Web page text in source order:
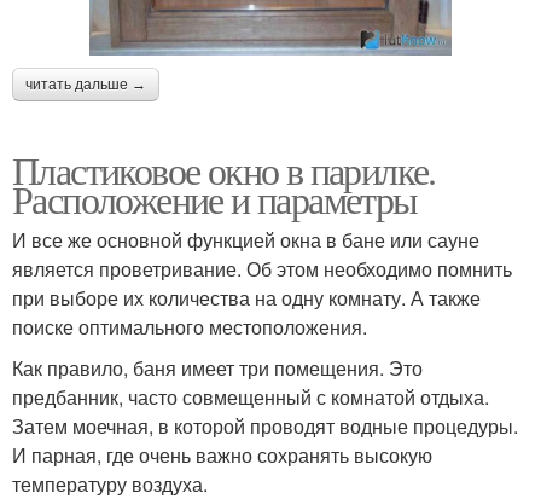
читать дальше →
Пластиковое окно в парилке.
Расположение и параметры
И все же основной функцией окна в бане или сауне
является проветривание. Об этом необходимо помнить
при выборе их количества на одну комнату. А также
поиске оптимального местоположения.
Как правило, баня имеет три помещения. Это
предбанник, часто совмещенный с комнатой отдыха.
Затем моечная, в которой проводят водные процедуры.
И парная, где очень важно сохранять высокую
температуру воздуха.